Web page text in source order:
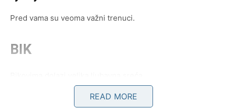
Pred vama su veoma važni trenuci.
BIK
Jedna osoba konačno pokazuje emocije koje je dugo
READ MORE